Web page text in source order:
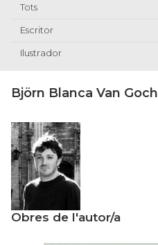
Tots
Escritor
Ilustrador
Björn Blanca Van Goch
Obres de l'autor/a